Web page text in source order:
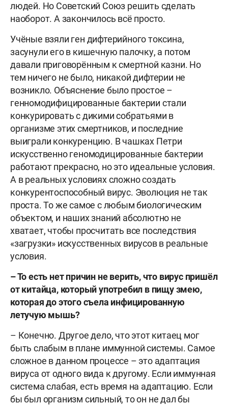
людей. Но Советский Союз решить сделать
наоборот. А закончилось всё просто.
Учёные взяли ген дифтерийного токсина,
засунули его в кишечную палочку, а потом
давали приговорённым к смертной казни. Но
тем ничего не было, никакой дифтерии не
возникло. Объяснение было простое –
генномодифицированные бактерии стали
конкурировать с дикими собратьями в
организме этих смертников, и последние
выиграли конкуренцию. В чашках Петри
искусственно геномодицированные бактерии
работают прекрасно, но это идеальные условия.
А в реальных условиях сложно создать
конкурентоспособный вирус. Эволюция не так
проста. То же самое с любым биологическим
объектом, и наших знаний абсолютно не
хватает, чтобы просчитать все последствия
«загрузки» искусственных вирусов в реальные
условия.
– То есть нет причин не верить, что вирус пришёл
от китайца, который употребил в пищу змею,
которая до этого съела инфицированную
летучую мышь?
– Конечно. Другое дело, что этот китаец мог
быть слабым в плане иммунной системы. Самое
сложное в данном процессе – это адаптация
вируса от одного вида к другому. Если иммунная
система слабая, есть время на адаптацию. Если
бы был организм сильный, то он не дал бы